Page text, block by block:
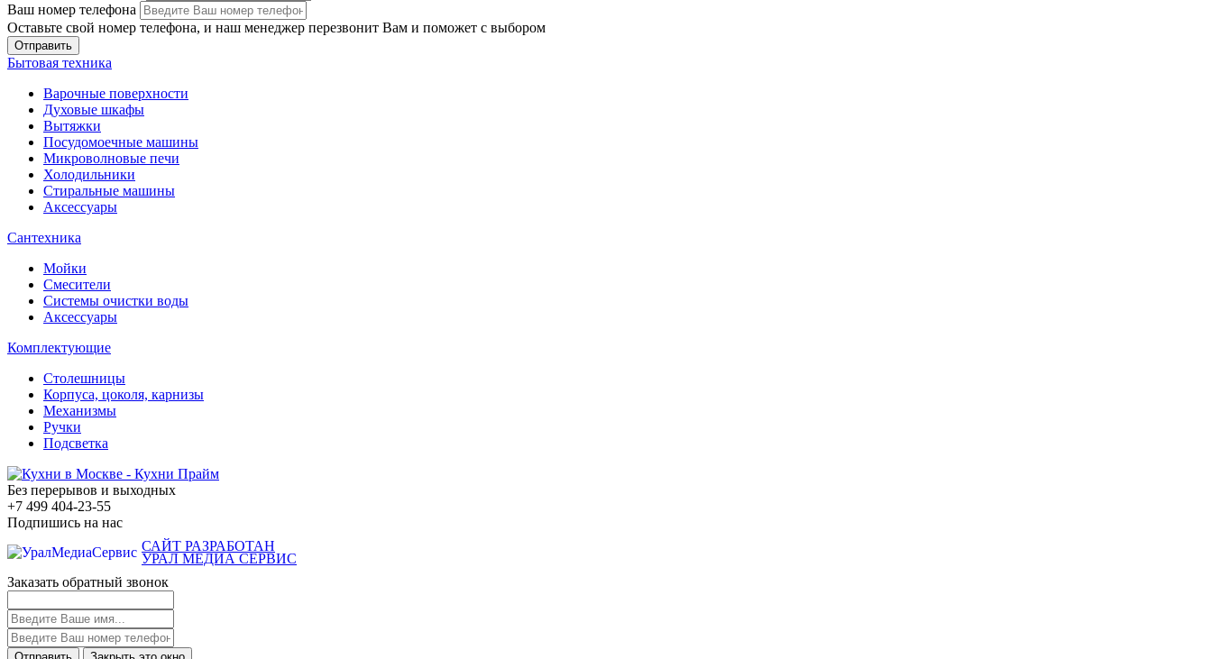
Ваш номер телефона
Оставьте свой номер телефона, и наш менеджер перезвонит Вам и поможет с выбором
Отправить
Бытовая техника
Варочные поверхности
Духовые шкафы
Вытяжки
Посудомоечные машины
Микроволновые печи
Холодильники
Стиральные машины
Аксессуары
Сантехника
Мойки
Смесители
Системы очистки воды
Аксессуары
Комплектующие
Столешницы
Корпуса, цоколя, карнизы
Механизмы
Ручки
Подсветка
Без перерывов и выходных
+7 499 404-23-55
Подпишись на нас
САЙТ РАЗРАБОТАН
УРАЛ МЕДИА СЕРВИС
Заказать обратный звонок